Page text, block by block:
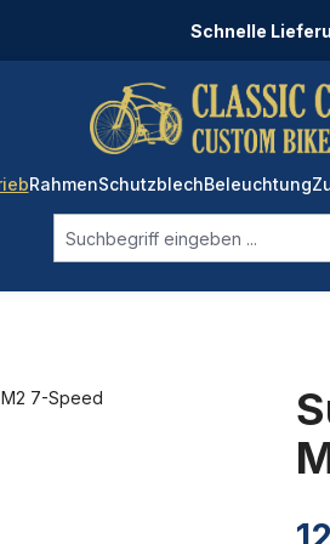
Schnelle
RahmenSchutzblechBeleuchtung